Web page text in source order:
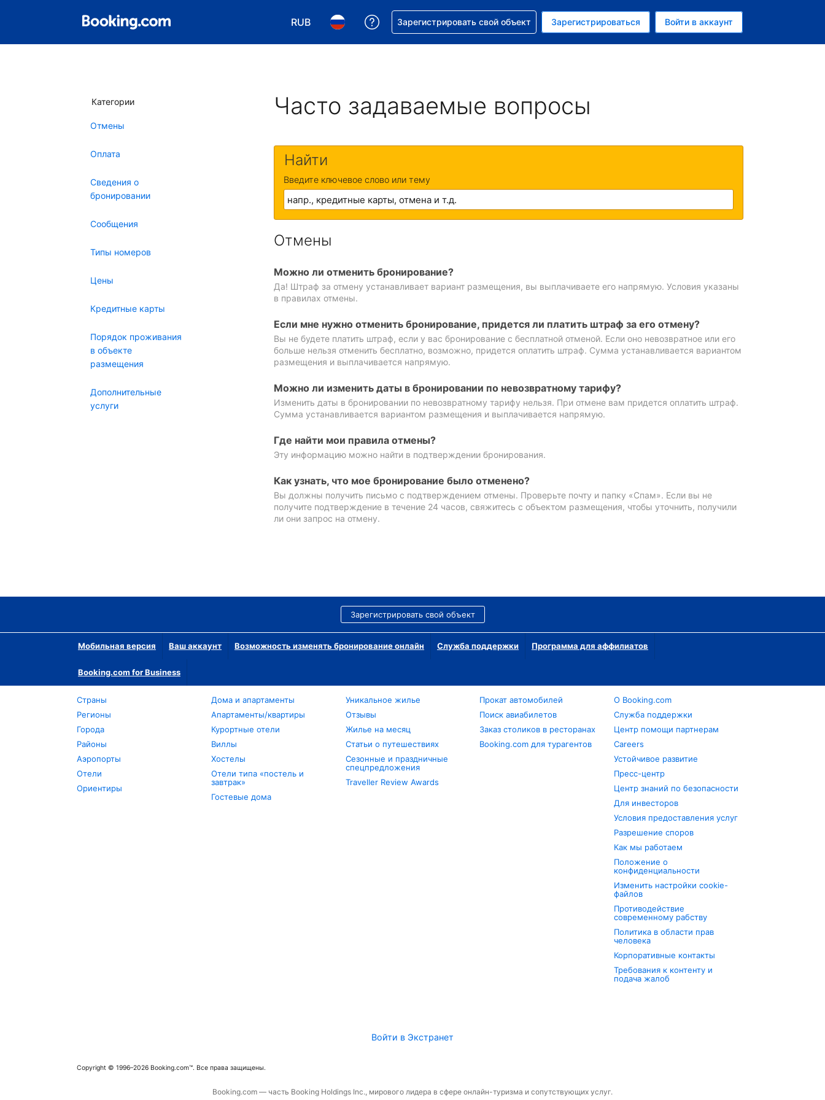
RUB
Выберите валюту. Текущая валюта — Российский рубль
Выберите язык. Текущий язык — На русском
Получите помощь с бронированием
Зарегистрировать свой объект Зарегистрироваться Войти в аккаунт
Категории
Отмены
Оплата
Сведения о
бронировании
Сообщения
Типы номеров
Цены
Кредитные карты
Порядок проживания
в объекте
размещения
Дополнительные
услуги
Часто задаваемые вопросы
Найти
Введите ключевое слово или тему
Отмены
Можно ли отменить бронирование?
Да! Штраф за отмену устанавливает вариант размещения, вы выплачиваете его напрямую. Условия указаны
в правилах отмены.
Если мне нужно отменить бронирование, придется ли платить штраф за его отмену?
Вы не будете платить штраф, если у вас бронирование с бесплатной отменой. Если оно невозвратное или его
больше нельзя отменить бесплатно, возможно, придется оплатить штраф. Сумма устанавливается вариантом
размещения и выплачивается напрямую.
Можно ли изменить даты в бронировании по невозвратному тарифу?
Изменить даты в бронировании по невозвратному тарифу нельзя. При отмене вам придется оплатить штраф.
Сумма устанавливается вариантом размещения и выплачивается напрямую.
Где найти мои правила отмены?
Эту информацию можно найти в подтверждении бронирования.
Как узнать, что мое бронирование было отменено?
Вы должны получить письмо с подтверждением отмены. Проверьте почту и папку «Спам». Если вы не
получите подтверждение в течение 24 часов, свяжитесь с объектом размещения, чтобы уточнить, получили
ли они запрос на отмену.
Зарегистрировать свой объект
Мобильная версия Ваш аккаунт Возможность изменять бронирование онлайн Служба поддержки Программа для аффилиатов
Booking.com for Business
Страны
Регионы
Города
Районы
Аэропорты
Отели
Ориентиры
Дома и апартаменты
Апартаменты/квартиры
Курортные отели
Виллы
Хостелы
Отели типа «постель и
завтрак»
Гостевые дома
Уникальное жилье
Отзывы
Жилье на месяц
Статьи о путешествиях
Сезонные и праздничные
спецпредложения
Traveller Review Awards
Прокат автомобилей
Поиск авиабилетов
Заказ столиков в ресторанах
Booking.com для турагентов
О Booking.com
Служба поддержки
Центр помощи партнерам
Careers
Устойчивое развитие
Пресс-центр
Центр знаний по безопасности
Для инвесторов
Условия предоставления услуг
Разрешение споров
Как мы работаем
Положение о
конфиденциальности
Изменить настройки cookie-
файлов
Противодействие
современному рабству
Политика в области прав
человека
Корпоративные контакты
Требования к контенту и
подача жалоб
Войти в Экстранет
Copyright © 1996–2026 Booking.com™. Все права защищены.
Booking.com — часть Booking Holdings Inc., мирового лидера в сфере онлайн-туризма и сопутствующих услуг.